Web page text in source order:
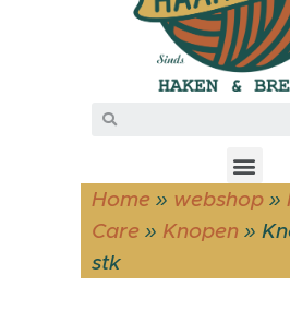
Home » webshop »
Care » Knopen »
stk
MIJN ACCOUNT